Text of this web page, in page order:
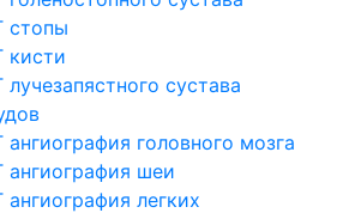
стопы
кисти
лучезапястного сустава
ангиография головного мозга
ангиография шеи
ангиография легких